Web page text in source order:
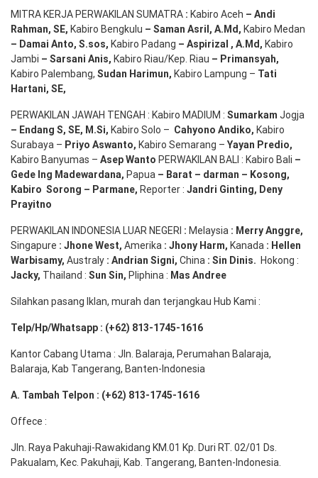
MITRA KERJA PERWAKILAN SUMATRA : Kabiro Aceh – Andi
Rahman, SE, Kabiro Bengkulu – Saman Asril , A.Md, Kabiro Medan
– Damai Anto, S.sos, Kabiro Padang – Aspirizal , A.Md, Kabiro
Jambi – Sarsani Anis, Kabiro Riau/Kep. Riau – Primansyah,
Kabiro Palembang, Sudan Harimun, Kabiro Lampung – Tati
Hartani, SE,
PERWAKILAN JAWAH TENGAH : Kabiro MADIUM : Sumarkam Jogja
– Endang S, SE, M.Si, Kabiro Solo – Cahyono Andiko, Kabiro
Surabaya – Priyo Aswanto, Kabiro Semarang – Yayan Predio,
Kabiro Banyumas – AsepWanto PERWAKILAN BALI : Kabiro Bali –
Gede Ing Madewardana, Papua – Barat – darman – Kosong,
Kabiro Sorong – Parmane, Reporter : Jandri Ginting, Deny
Prayitno
PERWAKILAN INDONESIA LUAR NEGERI : Melaysia : MerryAnggre,
Singapure : JhoneWest, Amerika : Jhony Harm, Kanada : Hellen
Warbisamy, Australy : Andrian Signi, China : Sin Dinis. Hokong :
Jacky, Thailand : Sun Sin, Pliphina : Mas Andree
Silahkan pasang Iklan, murah dan terjangkau Hub Kami :
Telp/Hp/Whatsapp : (+62) 813-1745-1616
Kantor Cabang Utama : Jln. Balaraja, Perumahan Balaraja,
Balaraja, Kab Tangerang, Banten-Indonesia
A. Tambah Telpon : (+62) 813-1745-1616
Offece :
Jln. Raya Pakuhaji-Rawakidang KM.01 Kp. Duri RT. 02/01 Ds.
Pakualam, Kec. Pakuhaji, Kab. Tangerang, Banten-Indonesia.